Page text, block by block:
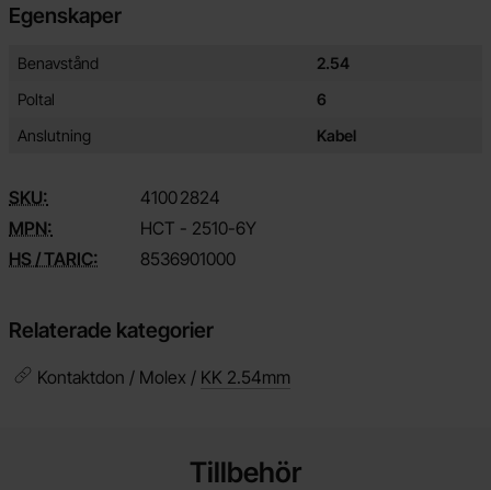
Egenskaper
Egenskaper/attribut för denna produkt
Attribut
Benavstånd
2.54
Poltal
6
Anslutning
Kabel
SKU: 41002824
MPN:
HCT - 2510-6Y
HS / TARIC:
8536901000
Relaterade kategorier
Kontaktdon / Molex / KK 2.54mm
Tillbehör